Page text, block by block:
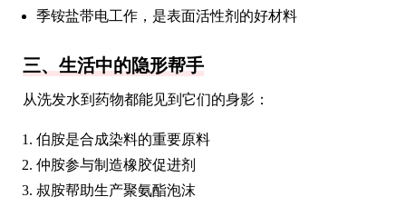
季铵盐带电工作，是表面活性剂的好材料
三、生活中的隐形帮手
从洗发水到药物都能见到它们的身影：
伯胺是合成染料的重要原料
仲胺参与制造橡胶促进剂
叔胺帮助生产聚氨酯泡沫